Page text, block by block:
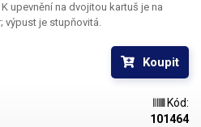
upevnění na dvojitou kartuš je na
výpust je stupňovitá.
Koupit
Kód:
101464